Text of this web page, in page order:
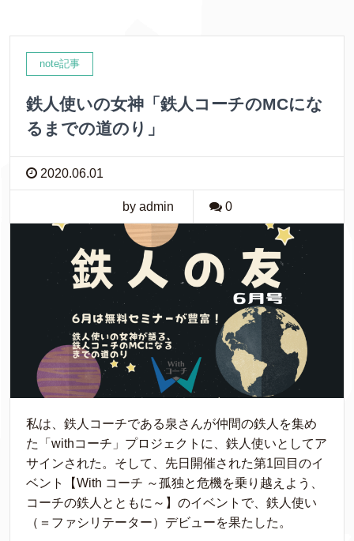
note記事
鉄人使いの女神「鉄人コーチのMCにな
るまでの道のり」
2020.06.01
by admin 0
私は、鉄人コーチである泉さんが仲間の鉄人を集め
た「withコーチ」プロジェクトに、鉄人使いとしてア
サインされた。そして、先日開催された第1回目のイ
ベント【With コーチ ～孤独と危機を乗り越えよう、
コーチの鉄人とともに～】のイベントで、鉄人使い
（＝ファシリテーター）デビューを果たした。